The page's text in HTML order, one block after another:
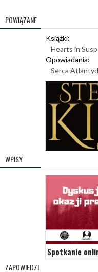
POWIĄZANE
Książki:
Hearts in
Opowiadania:
Serca
WPISY
Spotkanie
ZAPOWIEDZI